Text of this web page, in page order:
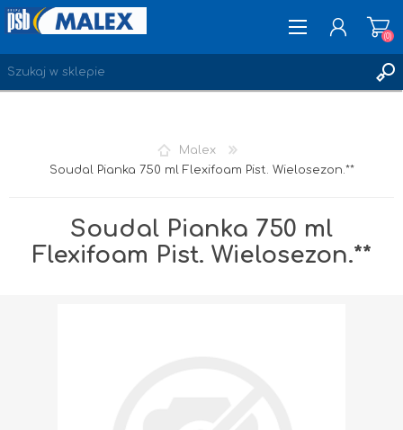
LOGOWANIE
(0)
Malex
Soudal Pianka 750 ml Flexifoam Pist. Wielosezon.**
Soudal Pianka 750 ml
Flexifoam Pist. Wielosezon.**